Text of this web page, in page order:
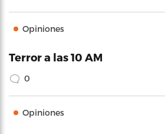
Opiniones
Terror a las 10 AM
0
Opiniones